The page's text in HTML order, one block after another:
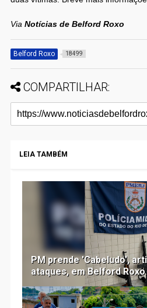
Via Notícias de Belford Roxo
Belford Roxo 18499
COMPARTILHAR:
LEIA TAMBÉM
PM prende 'Cabeludo',
ataques, em Belford Roxo